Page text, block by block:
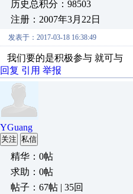
历史总积分：98503
注册：2007年3月22日
发表于：2017-03-18 16:38:49
我们要的是积极参与 就可与
回复 引用 举报
YGuang
关注 私信
精华：0帖
求助：0帖
帖子：67帖 | 35回